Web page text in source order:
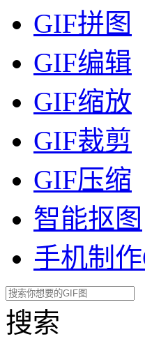
GIF拼图
GIF编辑
GIF缩放
GIF裁剪
GIF压缩
智能抠图
手机制
搜索